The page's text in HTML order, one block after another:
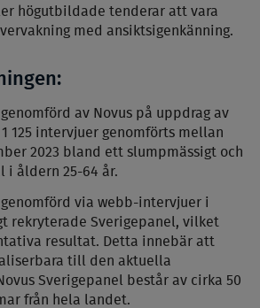
högutbildade tenderar att vara
med ansiktsigenkänning.
av Novus på uppdrag av
125 intervjuer genomförts mellan
2023 bland ett slumpmässigt och
i åldern 25-64 år.
via webb-intervjuer i
rekryterade Sverigepanel, vilket
resultat. Detta innebär att
till den aktuella
Sverigepanel består av cirka 50
från hela landet.